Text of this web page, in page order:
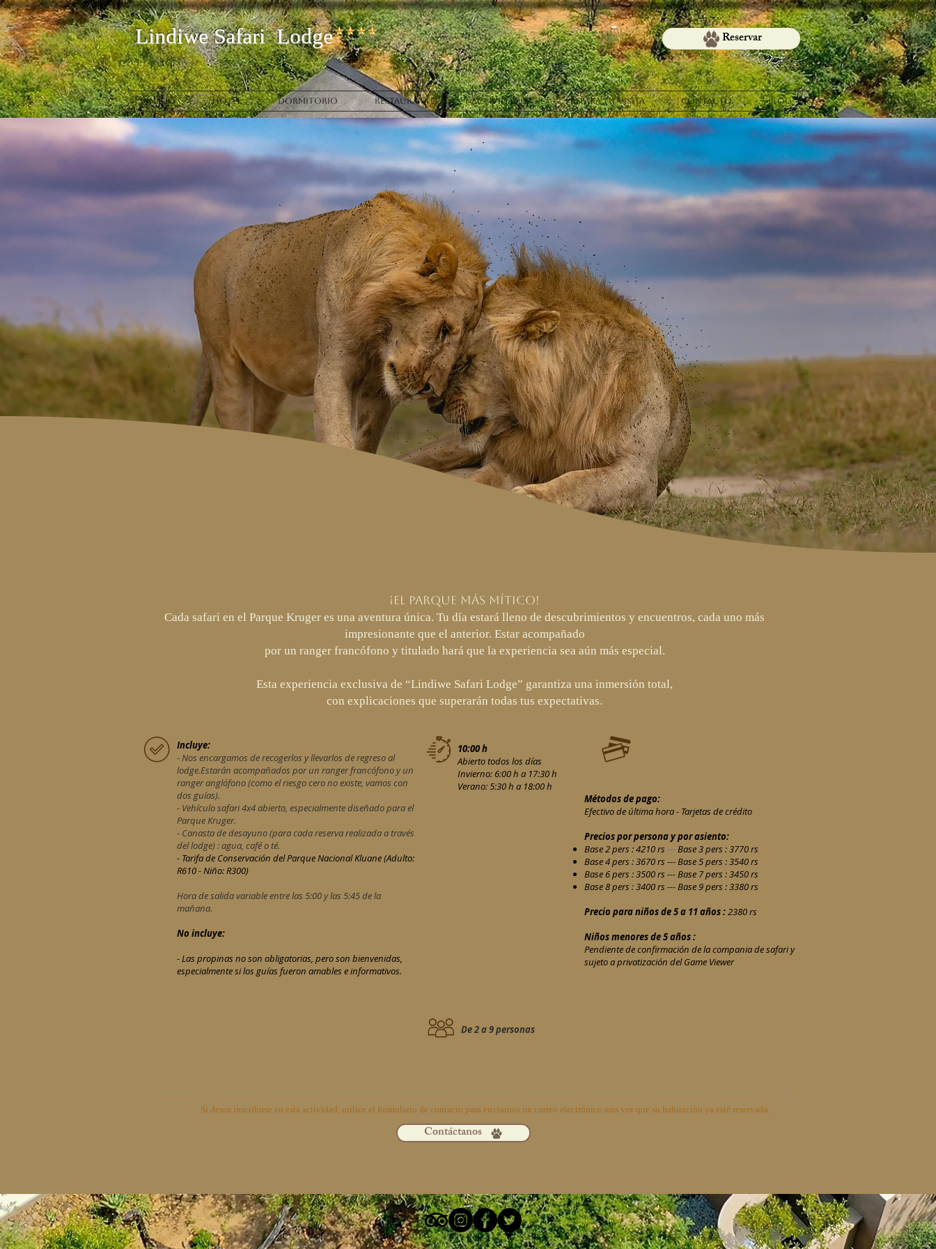
LindiweSafariLodge Reservar
INICIO HOTEL DORMITORIO RESTAURANTE ACTIVIDADES PREPARA TU VISITA CONTACTO Blog
¡El Parque más mítico!
Cada safari en el Parque Kruger es una aventura única. Tu día estará lleno de descubrimientos y encuentros, cada uno más
impresionante que el anterior. Estar acompañado
por un ranger francófono y titulado hará que la experiencia sea aún más especial.
Esta experiencia exclusiva de “Lindiwe Safari Lodge” garantiza una inmersión total,
con explicaciones que superarán todas tus expectativas.
Incluye:
- Nos encargamos de recogerlos y llevarlos de regreso al
lodge.Estarán acompañados por un ranger francófono y un
ranger anglófono (como el riesgo cero no existe, vamos con
dos guías).
- Vehículo safari 4x4 abierto, especialmente diseñado para el
Parque Kruger.
- Canasta de desayuno (para cada reserva realizada a través
del lodge) : agua, café o té.
- Tarifa de Conservación del Parque Nacional Kluane (Adulto:
R610 - Niño: R300)
Hora de salida variable entre las 5:00 y las 5:45 de la
mañana.
No incluye:
- Las propinas no son obligatorias, pero son bienvenidas,
especialmente si los guías fueron amables e informativos.
10:00 h
Abierto todos los días
Invierno: 6:00 h a 17:30 h
Verano: 5:30 h a 18:00 h
Métodos de pago:
Efectivo de última hora - Tarjetas de crédito
Precios por persona y por asiento:
Base 2 pers : 4210 rs ---Base 3 pers : 3770 rs
Base 4 pers : 3670 rs ---Base 5 pers : 3540 rs
Base 6 pers : 3500 rs ---Base 7 pers : 3450 rs
Base 8 pers : 3400 rs ---Base 9 pers : 3380 rs
Precio para niños de 5 a 11 años :2380 rs
Niños menores de 5 años :
Pendiente de confirmación de la compania de safari y
sujeto a privatización del Game Viewer
De 2 a 9 personas
Si desea inscribirse en esta actividad, utilice el formulario de contacto para enviarnos un correo electrónico una vez que su habitación ya esté reservada.
Contáctanos